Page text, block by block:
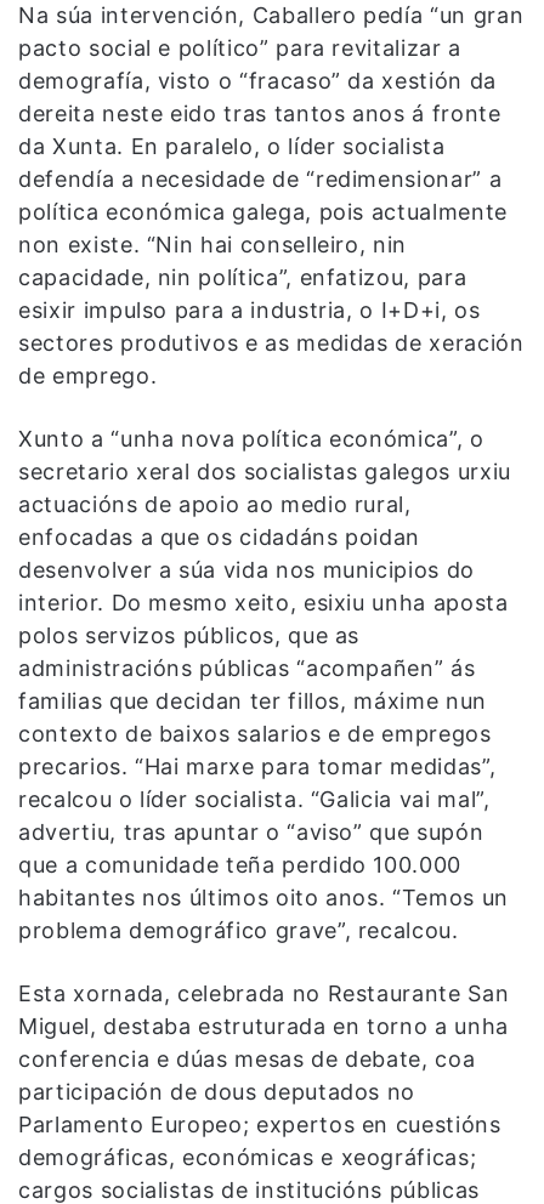
Na súa intervención, Caballero pedía “un gran
pacto social e político” para revitalizar a
demografía, visto o “fracaso” da xestión da
dereita neste eido tras tantos anos á fronte
da Xunta. En paralelo, o líder socialista
defendía a necesidade de “redimensionar” a
política económica galega, pois actualmente
non existe. “Nin hai conselleiro, nin
capacidade, nin política”, enfatizou, para
esixir impulso para a industria, o I+D+i, os
sectores produtivos e as medidas de xeración
de emprego.
Xunto a “unha nova política económica”, o
secretario xeral dos socialistas galegos urxiu
actuacións de apoio ao medio rural,
enfocadas a que os cidadáns poidan
desenvolver a súa vida nos municipios do
interior. Do mesmo xeito, esixiu unha aposta
polos servizos públicos, que as
administracións públicas “acompañen” ás
familias que decidan ter fillos, máxime nun
contexto de baixos salarios e de empregos
precarios. “Hai marxe para tomar medidas”,
recalcou o líder socialista. “Galicia vai mal”,
advertiu, tras apuntar o “aviso” que supón
que a comunidade teña perdido 100.000
habitantes nos últimos oito anos. “Temos un
problema demográfico grave”, recalcou.
Esta xornada, celebrada no Restaurante San
Miguel, destaba estruturada en torno a unha
conferencia e dúas mesas de debate, coa
participación de dous deputados no
Parlamento Europeo; expertos en cuestións
demográficas, económicas e xeográficas;
cargos socialistas de institucións públicas